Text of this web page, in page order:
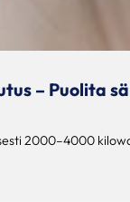
– Puolita
2000–4000